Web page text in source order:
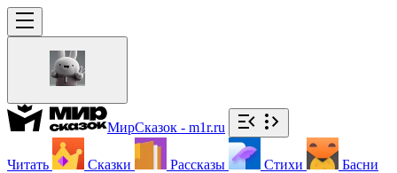
МирСказок - m1r.ru
Читать Сказки Рассказы Стихи Басни